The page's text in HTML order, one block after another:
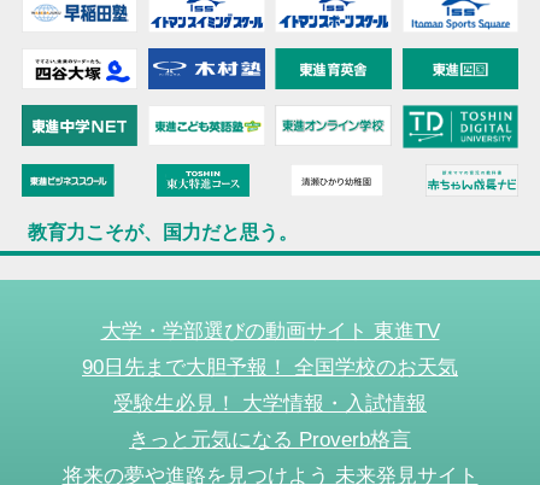
教育力こそが、国力だと思う。
大学・学部選びの動画サイト 東進TV
90日先まで大胆予報！ 全国学校のお天気
受験生必見！ 大学情報・入試情報
きっと元気になる Proverb格言
将来の夢や進路を見つけよう 未来発見サイト